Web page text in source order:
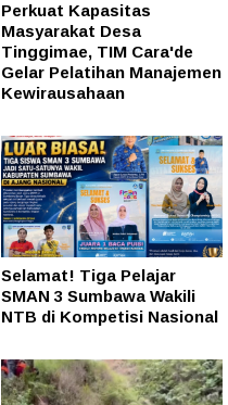
Perkuat Kapasitas
Masyarakat Desa
Tinggimae, TIM Cara'de
Gelar Pelatihan Manajemen
Kewirausahaan
Selamat! Tiga Pelajar
SMAN 3 Sumbawa Wakili
NTB di Kompetisi Nasional